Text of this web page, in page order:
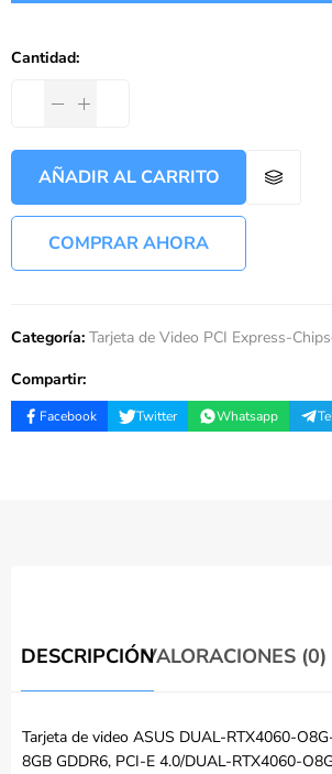
Cantidad:
AÑADIR AL CARRITO
COMPRAR AHORA
Categoría: Tarjeta de Video PCI Express-
Compartir:
Facebook Twitter Whatsapp
DESCRIPCIÓNVALORACIONES (0)
Tarjeta de video ASUS DUAL-RTX4060-
8GB GDDR6, PCI-E 4.0/DUAL-RTX4060-